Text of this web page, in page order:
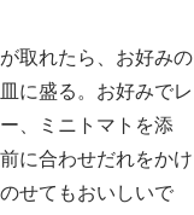
取れたら、お好みの
に盛る。お好みでレ
、ミニトマトを添
に合わせだれをかけ
せてもおいしいで